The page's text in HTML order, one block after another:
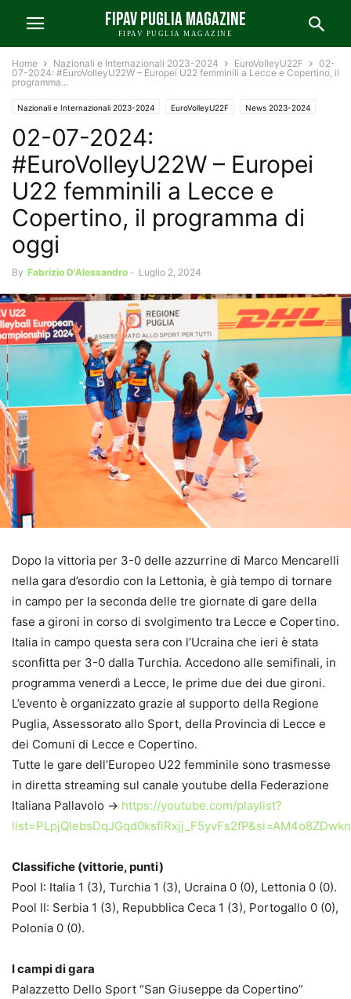
FIPAV PUGLIA MAGAZINE
FIPAV PUGLIA MAGAZINE
Home Nazionali e Internazionali 2023-2024 EuroVolleyU22F
02-
07-2024: #EuroVolleyU22W – Europei U22 femminili a Lecce e Copertino, il
programma...
Nazionali e Internazionali 2023-2024 EuroVolleyU22F News 2023-2024
News FIPAV Puglia 2023-2024
02-07-2024:
#EuroVolleyU22W – Europei
U22 femminili a Lecce e
Copertino, il programma di
oggi
By Fabrizio D'Alessandro - Luglio 2, 2024
Dopo la vittoria per 3-0 delle azzurrine di Marco Mencarelli
nella gara d’esordio con la Lettonia, è già tempo di tornare
in campo per la seconda delle tre giornate di gare della
fase a gironi in corso di svolgimento tra Lecce e Copertino.
Italia in campo questa sera con l’Ucraina che ieri è stata
sconfitta per 3-0 dalla Turchia. Accedono alle semifinali, in
programma venerdì a Lecce, le prime due dei due gironi.
L’evento è organizzato grazie al supporto della Regione
Puglia, Assessorato allo Sport, della Provincia di Lecce e
dei Comuni di Lecce e Copertino.
Tutte le gare dell’Europeo U22 femminile sono trasmesse
in diretta streaming sul canale youtube della Federazione
Italiana Pallavolo -> https://youtube.com/playlist?
Classifiche (vittorie, punti)
Pool I: Italia 1 (3), Turchia 1 (3), Ucraina 0 (0), Lettonia 0 (0).
Pool II: Serbia 1 (3), Repubblica Ceca 1 (3), Portogallo 0 (0),
Polonia 0 (0).
I campi di gara
Palazzetto Dello Sport “San Giuseppe da Copertino”